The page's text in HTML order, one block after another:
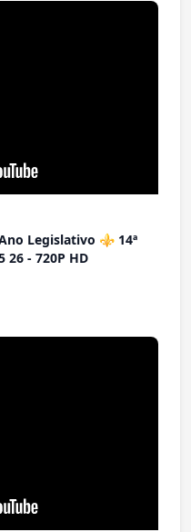
Ano Legislativo ⚜️ 14ª
Terça feira 05 05 26 - 720P HD